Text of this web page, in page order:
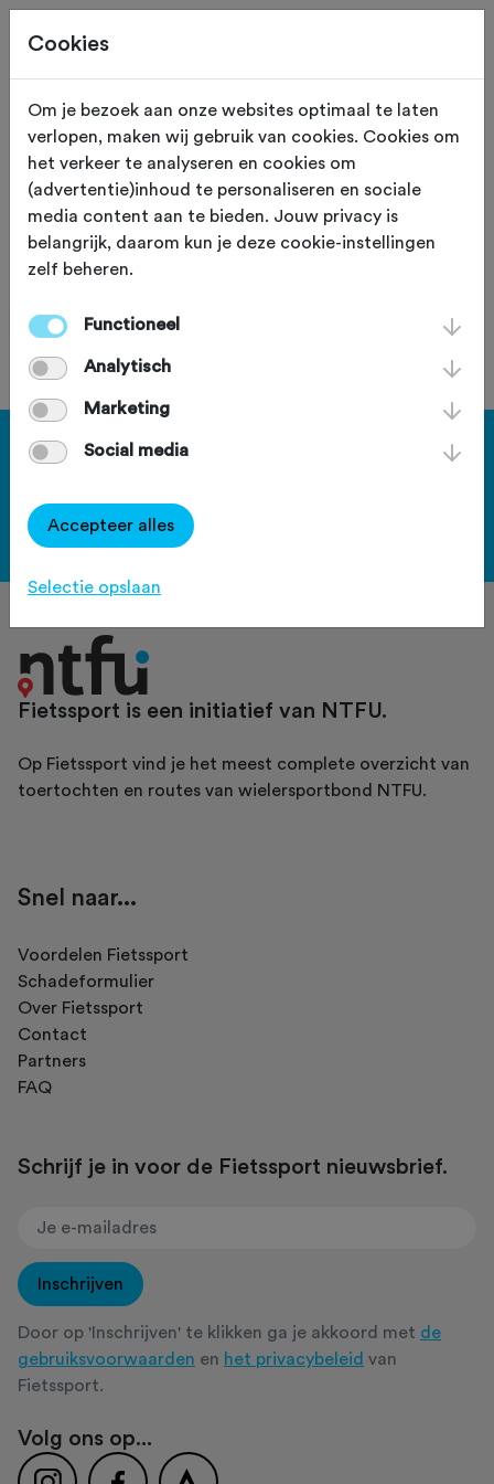
Zuid-Veluwe tocht
zaterdag 24 februari 2024
februari 2024.
Haal meer uit Fietssport en ga
Bekijk de voordelen
Fietssport is een initiatief van NTFU.
Op Fietssport vind je het meest complete overzicht van
toertochten en routes van wielersportbond NTFU.
Snel naar...
Voordelen Fietssport
Schadeformulier
Over Fietssport
Contact
Partners
FAQ
Schrijf je in voor de Fietssport nieuwsbrief.
Inschrijven
Door op 'Inschrijven' te klikken ga je akkoord met de
gebruiksvoorwaarden en het privacybeleid van
Fietssport.
Volg ons op...
Cookies
Om je bezoek aan onze websites optimaal te laten
verlopen, maken wij gebruik van cookies. Cookies om
het verkeer te analyseren en cookies om
(advertentie)inhoud te personaliseren en sociale
media content aan te bieden. Jouw privacy is
belangrijk, daarom kun je deze cookie-instellingen
zelf beheren.
Functioneel
Analytisch
Marketing
Social media
Accepteer alles
Selectie opslaan